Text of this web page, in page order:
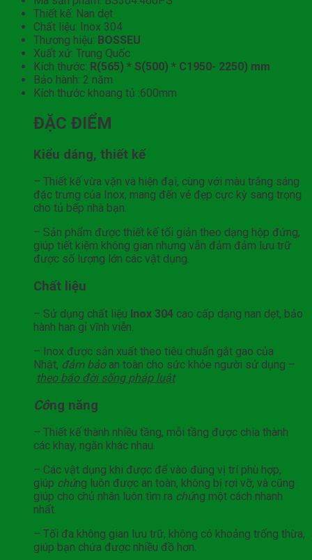
Thiết kế: Nan dẹt
Chất liệu: Inox 304
Thương hiệu: BOSSEU
Xuất xứ: Trung Quốc
Kích thước: R(565) * S(500) * C1950- 2250) mm
Bảo hành: 2 năm
Kích thước khoang tủ :600mm
ĐẶC ĐIỂM
Kiểu dáng, thiết kế
– Thiết kế vừa vặn và hiện đại, cùng với màu trắng sáng
đặc trưng của Inox, mang đến vẻ đẹp cực kỳ sang trọng
cho tủ bếp nhà bạn.
– Sản phẩm được thiết kế tối giản theo dạng hộp đứng,
giúp tiết kiệm không gian nhưng vẫn đảm đảm lưu trữ
được số lượng lớn các vật dụng.
Chất liệu
– Sử dụng chất liệu Inox 304 cao cấp dạng nan dẹt, bảo
hành han gỉ vĩnh viễn.
– Inox được sản xuất theo tiêu chuẩn gắt gao của
Nhật, đảm bảo an toàn cho sức khỏe người sử dụng –
theo báo đời sống pháp luật
Công năng
– Thiết kế thành nhiều tầng, mỗi tầng được chia thành
các khay, ngăn khác nhau.
– Các vật dụng khi được để vào đúng vị trí phù hợp,
giúp chúng luôn được an toàn, không bị rơi vỡ, và cũng
giúp cho chủ nhân luôn tìm ra chúng một cách nhanh
nhất.
– Tối đa không gian lưu trữ, không có khoảng trống thừa,
giúp bạn chứa được nhiều đồ hơn.